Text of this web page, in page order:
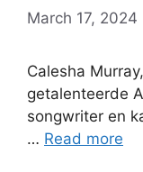
March 17, 2024
Calesha
getalenteerde
songwriter en
… Read more